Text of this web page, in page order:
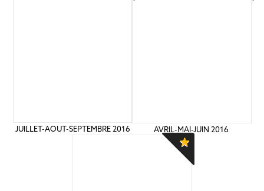
JUILLET-AOUT-SEPTEMBRE 2016 AVRIL-MAI-JUIN 2016